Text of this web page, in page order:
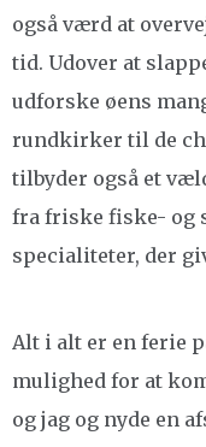
også værd at
tid. Udover at
udforske øens
rundkirker til de
tilbyder også et
fra friske fiske- og
specialiteter, der
Alt i alt er en ferie
mulighed for at
og jag og nyde en